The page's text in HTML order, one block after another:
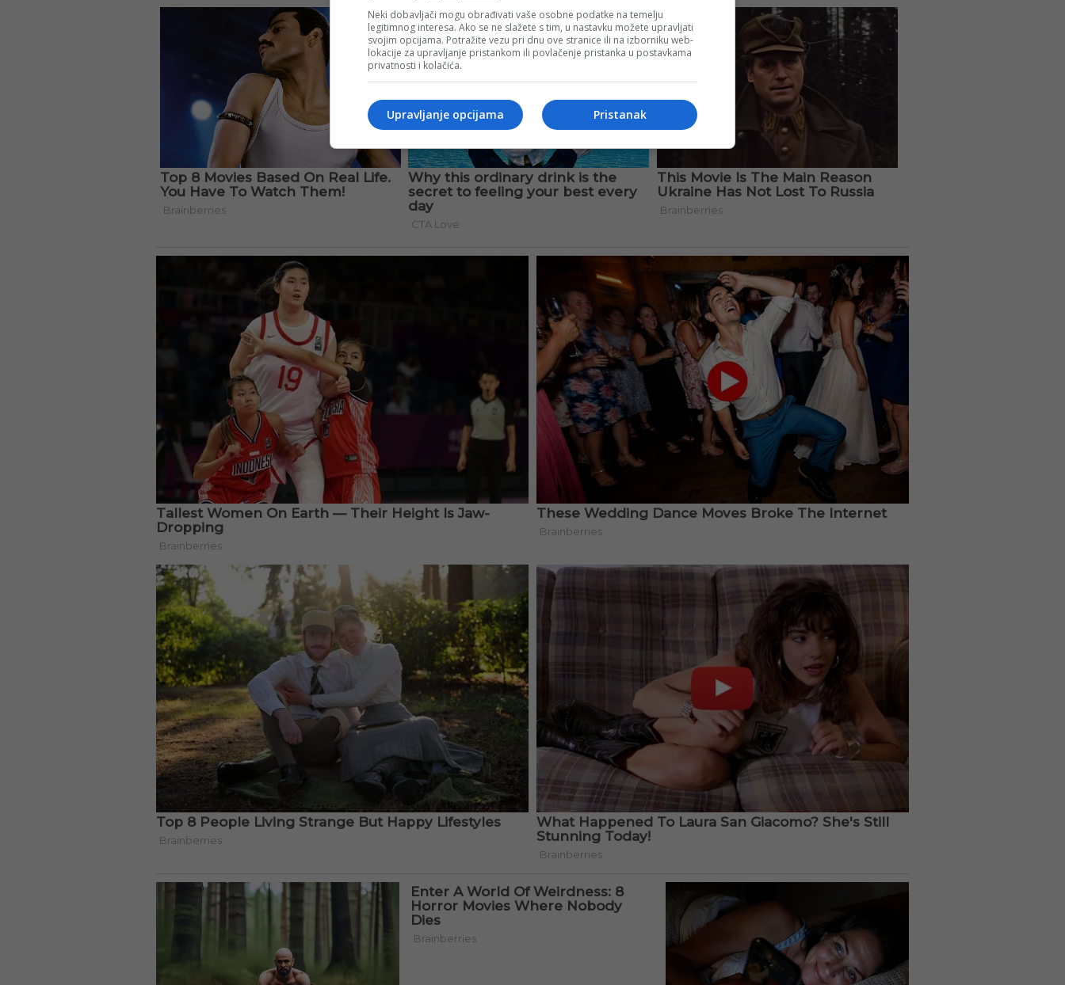
Neki dobavljači mogu obrađivati vaše osobne podatke na temelju
legitimnog interesa. Ako se ne slažete s tim, u nastavku možete upravljati
svojim opcijama. Potražite vezu pri dnu ove stranice ili na izborniku web-
lokacije za upravljanje pristankom ili povlačenje pristanka u postavkama
privatnosti i kolačića.
Pristanak
Upravljanje opcijama